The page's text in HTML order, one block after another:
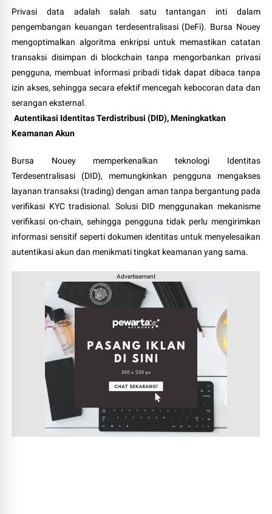
Privasi data adalah salah satu tantangan inti dalam
pengembangan keuangan terdesentralisasi (DeFi). Bursa Nouey
mengoptimalkan algoritma enkripsi untuk memastikan catatan
transaksi disimpan di blockchain tanpa mengorbankan privasi
pengguna, membuat informasi pribadi tidak dapat dibaca tanpa
izin akses, sehingga secara efektif mencegah kebocoran data dan
serangan eksternal.
Autentikasi Identitas Terdistribusi (DID), Meningkatkan
Keamanan Akun
Bursa Nouey memperkenalkan teknologi Identitas
Terdesentralisasi (DID), memungkinkan pengguna mengakses
layanan transaksi (trading) dengan aman tanpa bergantung pada
verifikasi KYC tradisional. Solusi DID menggunakan mekanisme
verifikasi on-chain, sehingga pengguna tidak perlu mengirimkan
informasi sensitif seperti dokumen identitas untuk menyelesaikan
autentikasi akun dan menikmati tingkat keamanan yang sama.
Advertisement